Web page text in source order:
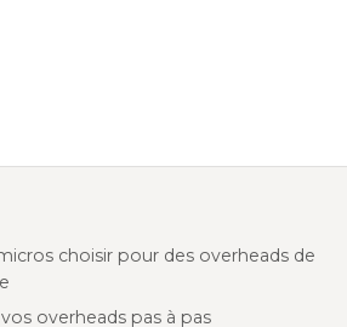
choisir pour des overheads de
overheads pas à pas